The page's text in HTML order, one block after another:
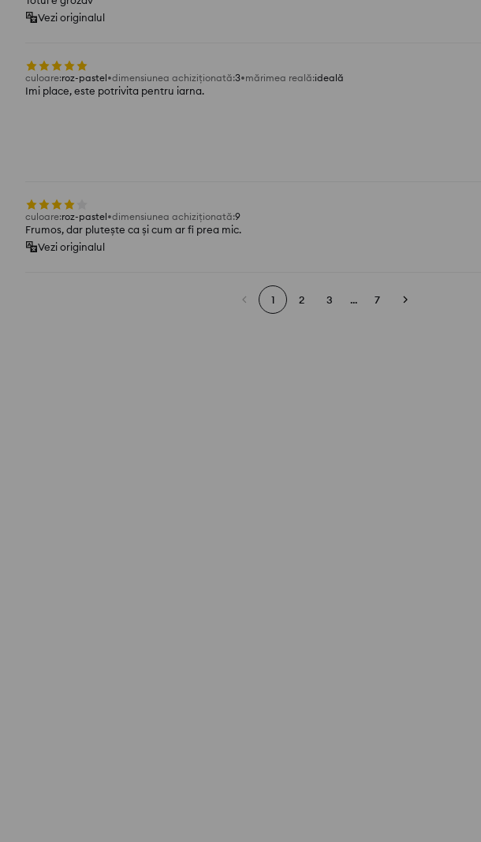
Vezi originalul
culoare:roz-pastel dimensiunea achiziționată:3 mărimea reală:ideală
Imi place, este potrivita pentru iarna.
culoare:roz-pastel dimensiunea achiziționată:9
Frumos, dar plutește ca și cum ar fi prea mic.
Vezi originalul
1 2 3 ... 7